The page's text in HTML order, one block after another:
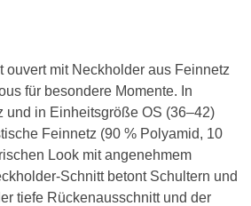
ouvert mit Neckholder aus Feinnetz
für besondere Momente. In
und in Einheitsgröße OS (36–42)
Feinnetz (90 % Polyamid, 10
Look mit angenehmem
Schnitt betont Schultern und
tiefe Rückenausschnitt und der